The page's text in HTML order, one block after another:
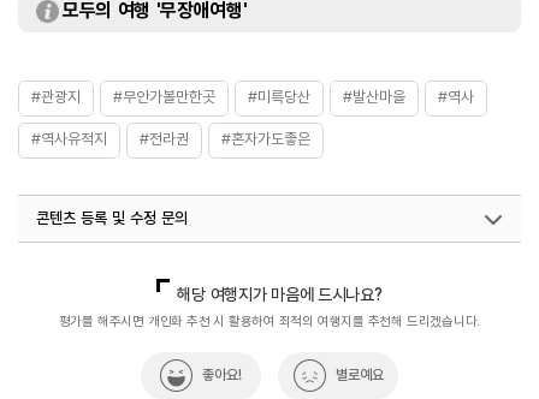
모두의 여행 '무장애여행'
#관광지 #무안가볼만한곳 #미륵당산 #발산마을 #역사
#역사유적지 #전라권 #혼자가도좋은
콘텐츠 등록 및 수정 문의
해당 여행지가 마음에 드시나요?
평가를 해주시면 개인화 추천 시 활용하여 최적의 여행지를 추천해 드리겠습니다.
좋아요! 별로예요